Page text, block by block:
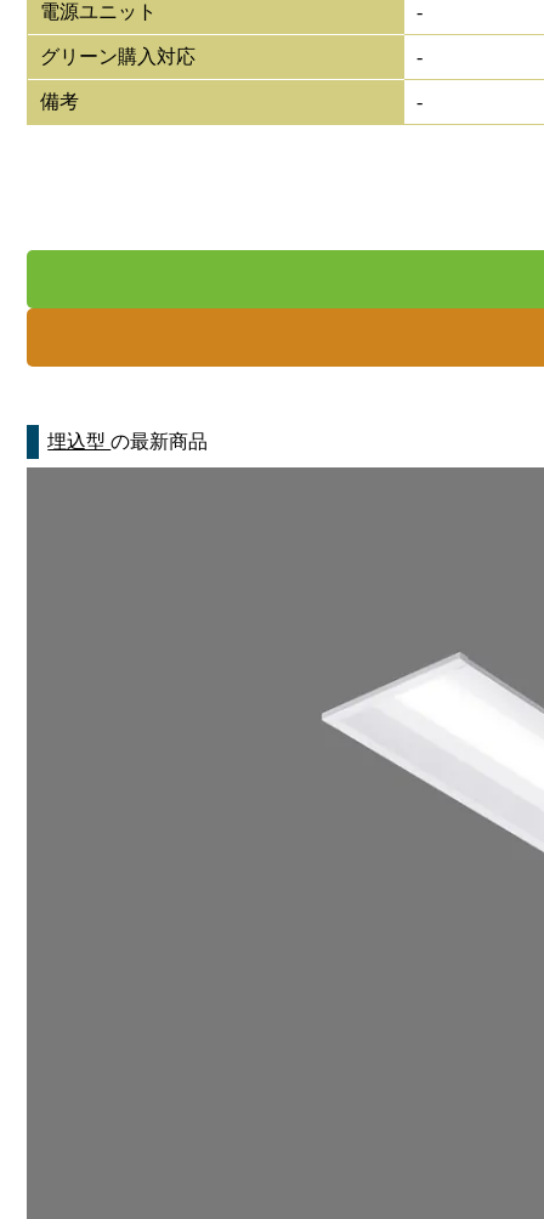
電源ユニット -
グリーン購入対応 -
備考 -
埋込型の最新商品